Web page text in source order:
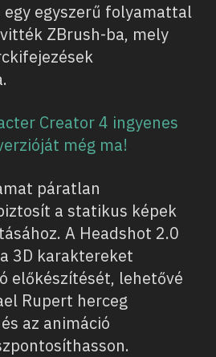
egyszerű folyamattal
ZBrush-ba, mely
Creator 4 ingyenes
még ma!
páratlan
a statikus képek
A Headshot 2.0
3D karaktereket
előkészítését, lehetővé
Rupert herceg
az animáció